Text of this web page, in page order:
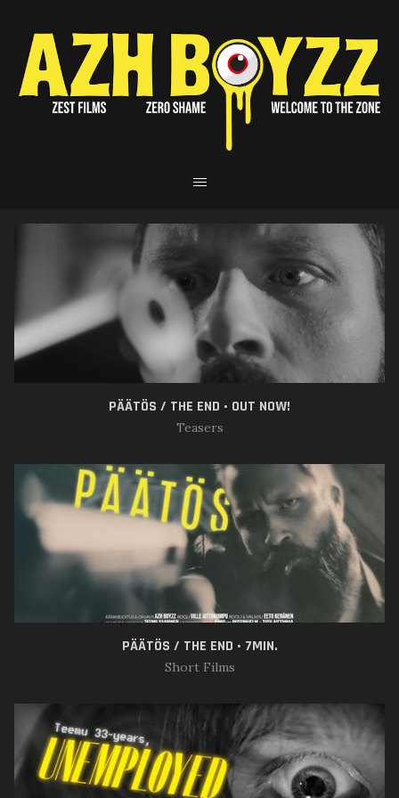
PÄÄTÖS / THE END • OUT NOW!
Teasers
PÄÄTÖS / THE END • 7MIN.
Short Films